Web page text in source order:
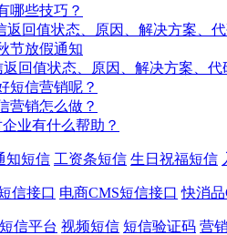
哪些技巧？
返回值状态、原因、解决方案、
节放假通知
返回值状态、原因、解决方案、代
短信营销呢？
营销怎么做？
业有什么帮助？
知短信 工资条短信 生日祝福短信
信接口 电商CMS短信接口 快消
短信平台 视频短信 短信验证码 营